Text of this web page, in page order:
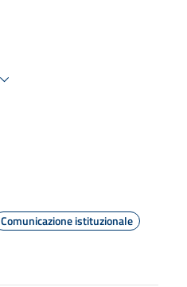
Comunicazione istituzionale